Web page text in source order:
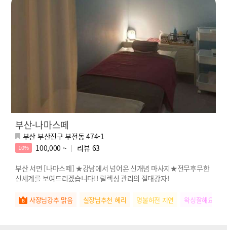
부산-나마스떼
부산 부산진구 부전동 474-1
10% 100,000 ~ 리뷰 63
부산 서면 [나마스떼] ★강남에서 넘어온 신개념 마사지★전무후무한
신세계를 보여드리겠습니다!! 릴렉싱 관리의 절대강자!
사장님강추 맑음 실장님추천 혜리 명불허전 지연 왁싱잘해요 청아